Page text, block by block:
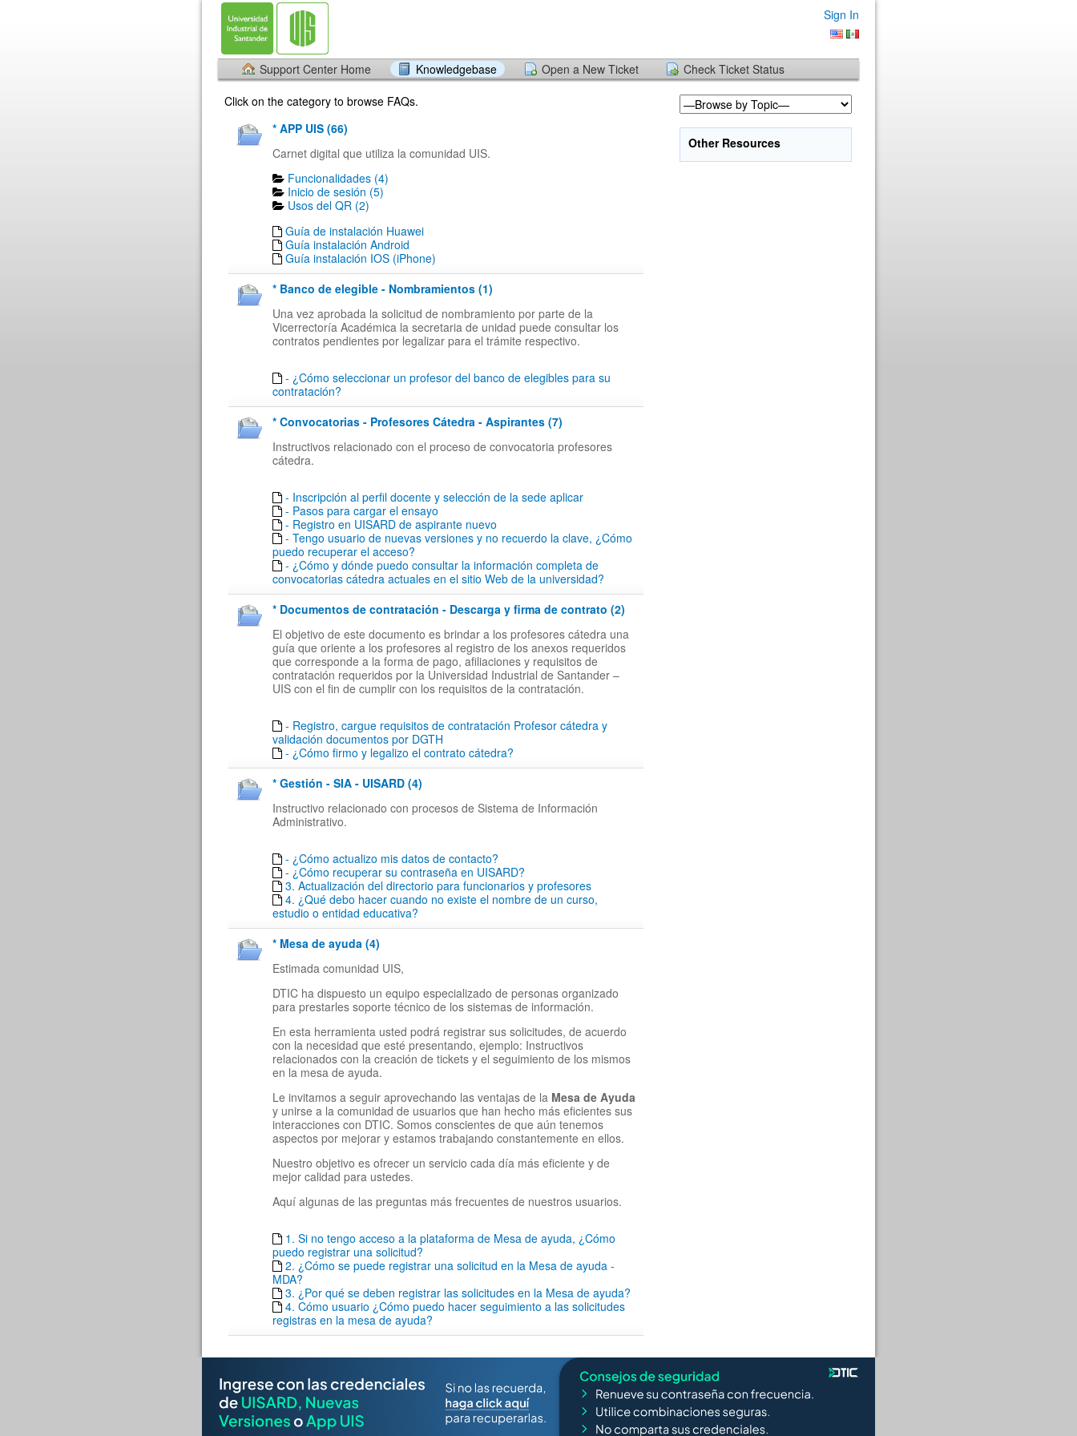
Sign In
Support Center Home Knowledgebase Open a New Ticket
Check Ticket Status
Click on the category to browse FAQs.
* APP UIS (66)
Carnet digital que utiliza la comunidad UIS.
Funcionalidades (4)
Inicio de sesión (5)
Usos del QR (2)
Guía de instalación Huawei
Guía instalación Android
Guía instalación IOS (iPhone)
* Banco de elegible - Nombramientos (1)
Una vez aprobada la solicitud de nombramiento por parte de la
Vicerrectoría Académica la secretaria de unidad puede consultar los
contratos pendientes por legalizar para el trámite respectivo.
- ¿Cómo seleccionar un profesor del banco de elegibles para su
contratación?
* Convocatorias - Profesores Cátedra - Aspirantes (7)
Instructivos relacionado con el proceso de convocatoria profesores
cátedra.
- Inscripción al perfil docente y selección de la sede aplicar
- Pasos para cargar el ensayo
- Registro en UISARD de aspirante nuevo
- Tengo usuario de nuevas versiones y no recuerdo la clave, ¿Cómo
puedo recuperar el acceso?
- ¿Cómo y dónde puedo consultar la información completa de
convocatorias cátedra actuales en el sitio Web de la universidad?
* Documentos de contratación - Descarga y firma de contrato (2)
El objetivo de este documento es brindar a los profesores cátedra una
guía que oriente a los profesores al registro de los anexos requeridos
que corresponde a la forma de pago, afiliaciones y requisitos de
contratación requeridos por la Universidad Industrial de Santander –
UIS con el fin de cumplir con los requisitos de la contratación.
- Registro, cargue requisitos de contratación Profesor cátedra y
validación documentos por DGTH
- ¿Cómo firmo y legalizo el contrato cátedra?
* Gestión - SIA - UISARD (4)
Instructivo relacionado con procesos de Sistema de Información
Administrativo.
- ¿Cómo actualizo mis datos de contacto?
- ¿Cómo recuperar su contraseña en UISARD?
3. Actualización del directorio para funcionarios y profesores
4. ¿Qué debo hacer cuando no existe el nombre de un curso,
estudio o entidad educativa?
* Mesa de ayuda (4)
Estimada comunidad UIS,
DTIC ha dispuesto un equipo especializado de personas organizado
para prestarles soporte técnico de los sistemas de información.
En esta herramienta usted podrá registrar sus solicitudes, de acuerdo
con la necesidad que esté presentando, ejemplo: Instructivos
relacionados con la creación de tickets y el seguimiento de los mismos
en la mesa de ayuda.
Le invitamos a seguir aprovechando las ventajas de la Mesa de Ayuda
y unirse a la comunidad de usuarios que han hecho más eficientes sus
interacciones con DTIC. Somos conscientes de que aún tenemos
aspectos por mejorar y estamos trabajando constantemente en ellos.
Nuestro objetivo es ofrecer un servicio cada día más eficiente y de
mejor calidad para ustedes.
Aquí algunas de las preguntas más frecuentes de nuestros usuarios.
1. Si no tengo acceso a la plataforma de Mesa de ayuda, ¿Cómo
puedo registrar una solicitud?
2. ¿Cómo se puede registrar una solicitud en la Mesa de ayuda -
MDA?
3. ¿Por qué se deben registrar las solicitudes en la Mesa de ayuda?
4. Cómo usuario ¿Cómo puedo hacer seguimiento a las solicitudes
registras en la mesa de ayuda?
Other Resources